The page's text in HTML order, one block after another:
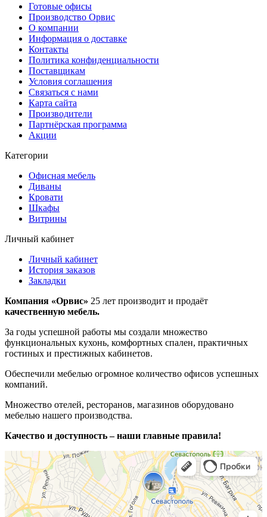
Готовые офисы
Производство Орвис
О компании
Информация о доставке
Контакты
Политика конфиденциальности
Поставщикам
Условия соглашения
Связаться с нами
Карта сайта
Производители
Партнёрская программа
Акции
Категории
Офисная мебель
Диваны
Кровати
Шкафы
Витрины
Личный кабинет
Личный кабинет
История заказов
Закладки
Компания «Орвис» 25 лет производит и продаёт
качественную мебель.
За годы успешной работы мы создали множество
функциональных кухонь, комфортных спален, практичных
гостиных и престижных кабинетов.
Обеспечили мебелью огромное количество офисов успешных
компаний.
Множество отелей, ресторанов, магазинов оборудовано
мебелью нашего производства.
Качество и доступность – наши главные правила!